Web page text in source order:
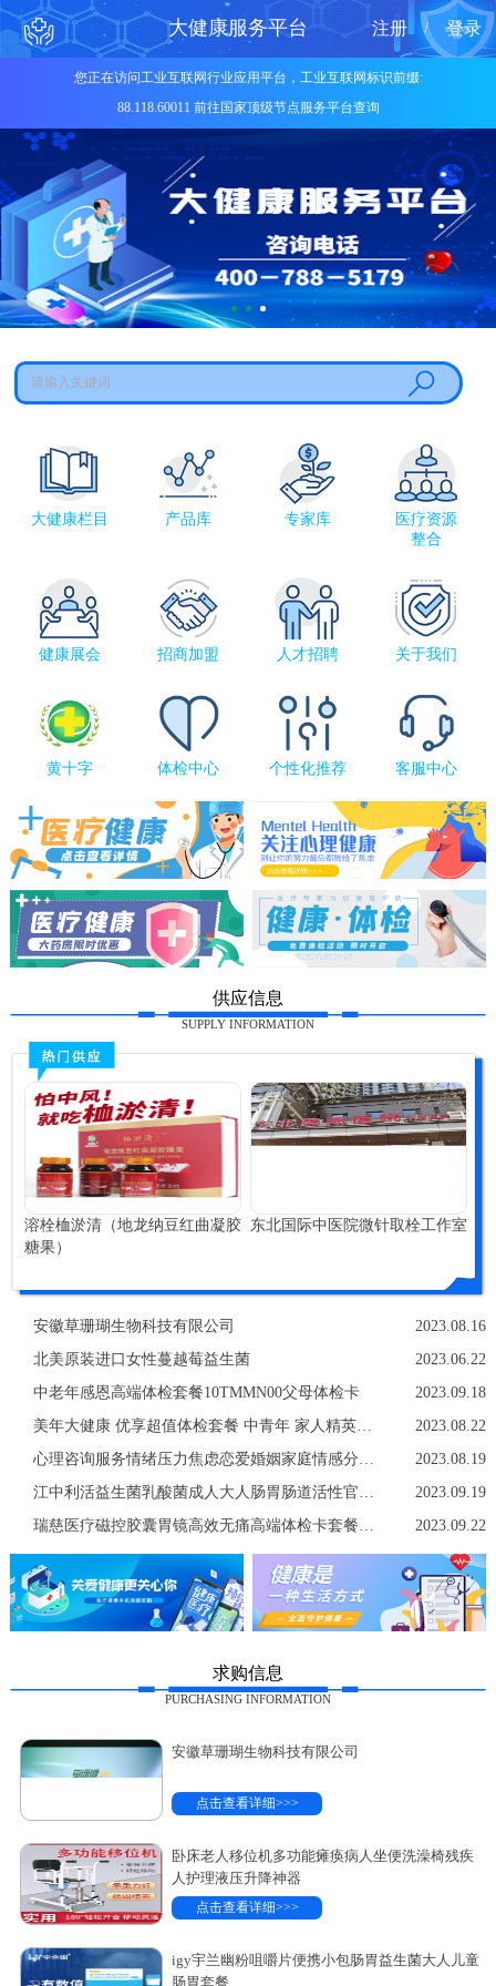
大健康服务平台 注册 / 登录
您正在访问工业互联网行业应用平台，工业互联网标识前缀:
88.118.60011 前往国家顶级节点服务平台查询
大健康栏目 产品库 专家库
医疗资源
整合
健康展会 招商加盟 人才招聘 关于我们
黄十字 体检中心 个性化推荐 客服中心
供应信息
SUPPLY INFORMATION
溶栓桖淤清（地龙纳豆红曲凝胶
糖果）
东北国际中医院微针取栓工作室
安徽草珊瑚生物科技有限公司
2023.08.16
北美原装进口女性蔓越莓益生菌
2023.06.22
中老年感恩高端体检套餐10TMMN00父母体检卡
2023.09.18
美年大健康 优享超值体检套餐 中青年 家人精英白领
2023.08.22
心理咨询服务情绪压力焦虑恋爱婚姻家庭情感分析亲子教育职场
2023.08.19
江中利活益生菌乳酸菌成人大人肠胃肠道活性官方店非调理冻干粉
2023.09.19
瑞慈医疗磁控胶囊胃镜高效无痛高端体检卡套餐中青老年男女士通用
2023.09.22
求购信息
PURCHASING INFORMATION
安徽草珊瑚生物科技有限公司
点击查看详细>>>
卧床老人移位机多功能瘫痪病人坐便洗澡椅残疾
人护理液压升降神器
点击查看详细>>>
igy宇兰幽粉咀嚼片便携小包肠胃益生菌大人儿童
肠胃套餐